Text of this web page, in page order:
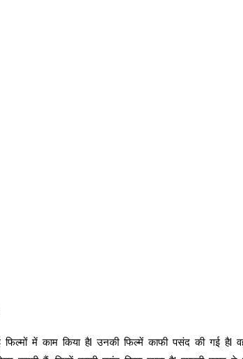
फिल्मों में काम किया हैl उनकी फिल्में काफी पसंद की गई हैl